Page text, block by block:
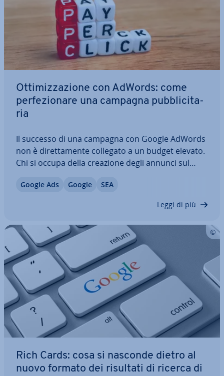
Ot­ti­miz­za­zio­ne con AdWords: come
per­fe­zio­na­re una campagna pub­bli­ci­ta­
ria
Il successo di una campagna con Google AdWords
non è di­ret­ta­men­te collegato a un budget elevato.
Chi si occupa della creazione degli annunci sul
cura, può rag­giun­ge­re risultati pro­met­ten­ti anche
Google Ads Google SEA
Leggi di più
Rich Cards: cosa si nasconde dietro al
nuovo formato dei risultati di ricerca di